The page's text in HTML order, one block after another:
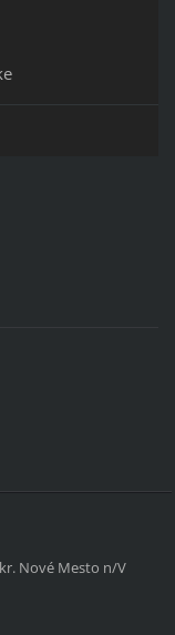
Nové Mesto n/V